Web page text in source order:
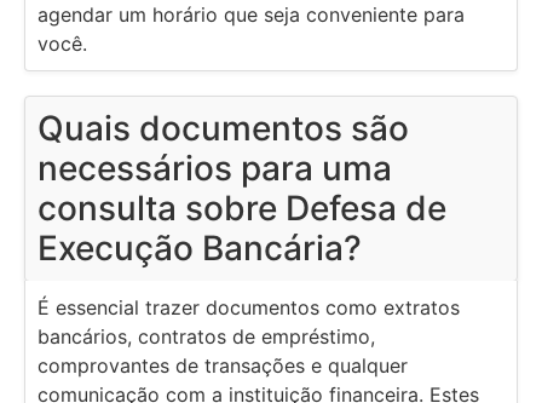
agendar um horário que seja conveniente para
você.
Quais documentos são
necessários para uma
consulta sobre Defesa de
Execução Bancária?
É essencial trazer documentos como extratos
bancários, contratos de empréstimo,
comprovantes de transações e qualquer
comunicação com a instituição financeira. Estes